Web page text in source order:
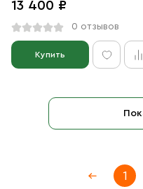
13 400 ₽
0 отзывов
Купить
1